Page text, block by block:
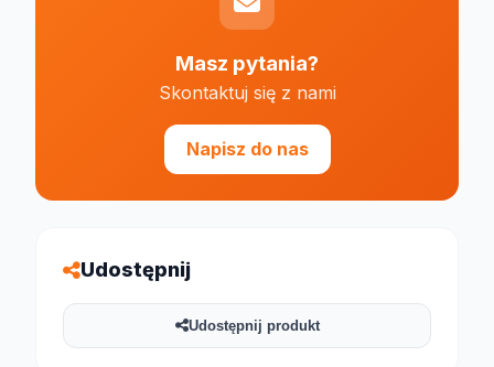
Masz pytania?
Skontaktuj się z nami
Napisz do nas
Udostępnij
Udostępnij produkt